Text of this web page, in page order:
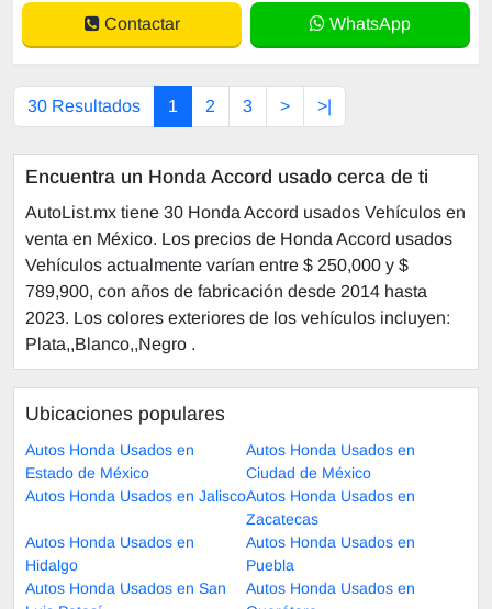
Contactar WhatsApp
30 Resultados 1 2 3 > >|
Encuentra un Honda Accord usado cerca de ti
AutoList.mx tiene 30 Honda Accord usados Vehículos en
venta en México. Los precios de Honda Accord usados
Vehículos actualmente varían entre $ 250,000 y $
789,900, con años de fabricación desde 2014 hasta
2023. Los colores exteriores de los vehículos incluyen:
Plata,,Blanco,,Negro .
Ubicaciones populares
Autos Honda Usados en
Estado de México
Autos Honda Usados en
Ciudad de México
Autos Honda Usados en JaliscoAutos Honda Usados en
Zacatecas
Autos Honda Usados en
Hidalgo
Autos Honda Usados en
Puebla
Autos Honda Usados en San
Autos Honda Usados en